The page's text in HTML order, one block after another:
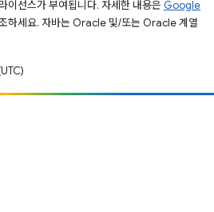
이선스가 부여됩니다. 자세한 내용은 Google
하세요. 자바는 Oracle 및/또는 Oracle 계열